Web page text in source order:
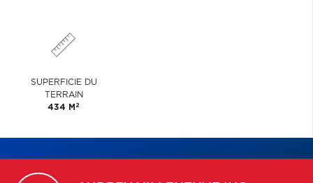
SUPERFICIE DU
TERRAIN
434 M 2